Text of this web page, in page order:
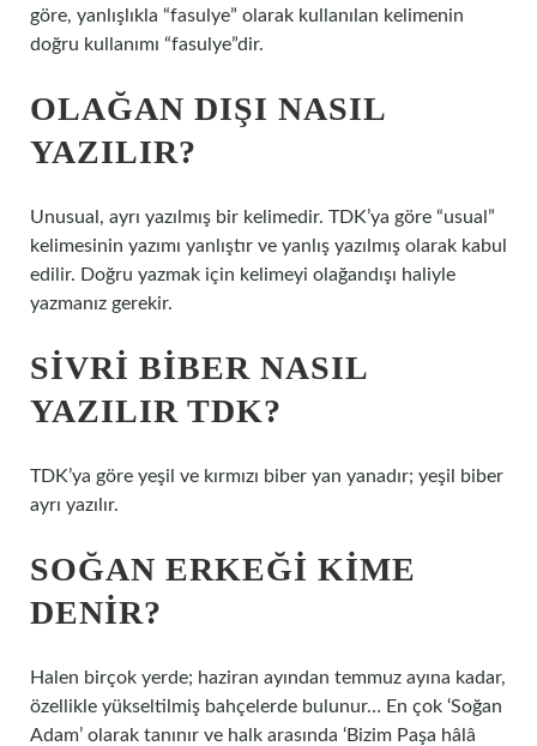
göre, yanlışlıkla “fasulye” olarak kullanılan kelimenin
doğru kullanımı “fasulye”dir.
OLAĞAN DIŞI NASIL
YAZILIR?
Unusual, ayrı yazılmış bir kelimedir. TDK’ya göre “usual”
kelimesinin yazımı yanlıştır ve yanlış yazılmış olarak kabul
edilir. Doğru yazmak için kelimeyi olağandışı haliyle
yazmanız gerekir.
SIVRI BIBER NASIL
YAZILIR TDK?
TDK’ya göre yeşil ve kırmızı biber yan yanadır; yeşil biber
ayrı yazılır.
SOĞAN ERKEĞI KIME
DENIR?
Halen birçok yerde; haziran ayından temmuz ayına kadar,
özellikle yükseltilmiş bahçelerde bulunur… En çok ‘Soğan
Adam’ olarak tanınır ve halk arasında ‘Bizim Paşa hâlâ